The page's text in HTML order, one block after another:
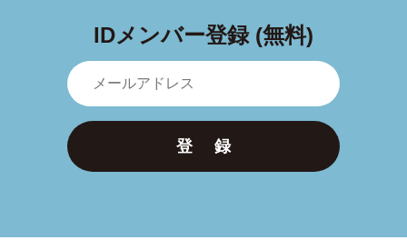
IDメンバー登録 (無料)
登 録